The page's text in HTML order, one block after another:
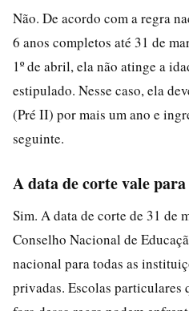
Não. De acordo com a regra
6 anos completos até 31 de
1º de abril, ela não atinge a
estipulado. Nesse caso, ela
(Pré II) por mais um ano e
seguinte.
A data de corte vale
Sim. A data de corte de 31 de
Conselho Nacional de
nacional para todas as
privadas. Escolas particulares